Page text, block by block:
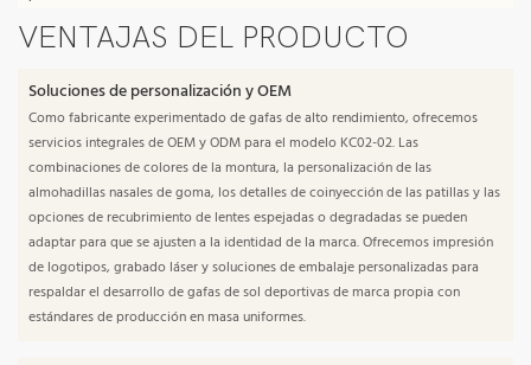
VENTAJAS DEL PRODUCTO
Soluciones de personalización y OEM
Como fabricante experimentado de gafas de alto rendimiento, ofrecemos
servicios integrales de OEM y ODM para el modelo KC02-02. Las
combinaciones de colores de la montura, la personalización de las
almohadillas nasales de goma, los detalles de coinyección de las patillas y las
opciones de recubrimiento de lentes espejadas o degradadas se pueden
adaptar para que se ajusten a la identidad de la marca. Ofrecemos impresión
de logotipos, grabado láser y soluciones de embalaje personalizadas para
respaldar el desarrollo de gafas de sol deportivas de marca propia con
estándares de producción en masa uniformes.